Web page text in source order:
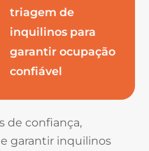
triagem de
inquilinos para
garantir ocupação
confiável
de confiança,
garantir inquilinos